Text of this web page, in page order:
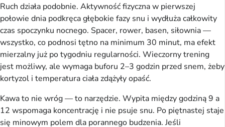
Ruch działa podobnie. Aktywność fizyczna w pierwszej
połowie dnia podkręca głębokie fazy snu i wydłuża całkowity
czas spoczynku nocnego. Spacer, rower, basen, siłownia —
wszystko, co podnosi tętno na minimum 30 minut, ma efekt
mierzalny już po tygodniu regularności. Wieczorny trening
jest możliwy, ale wymaga buforu 2–3 godzin przed snem, żeby
kortyzol i temperatura ciała zdążyły opaść.
Kawa to nie wróg — to narzędzie. Wypita między godziną 9 a
12 wspomaga koncentrację i nie psuje snu. Po piętnastej staje
się minowym polem dla porannego budzenia. Jeśli